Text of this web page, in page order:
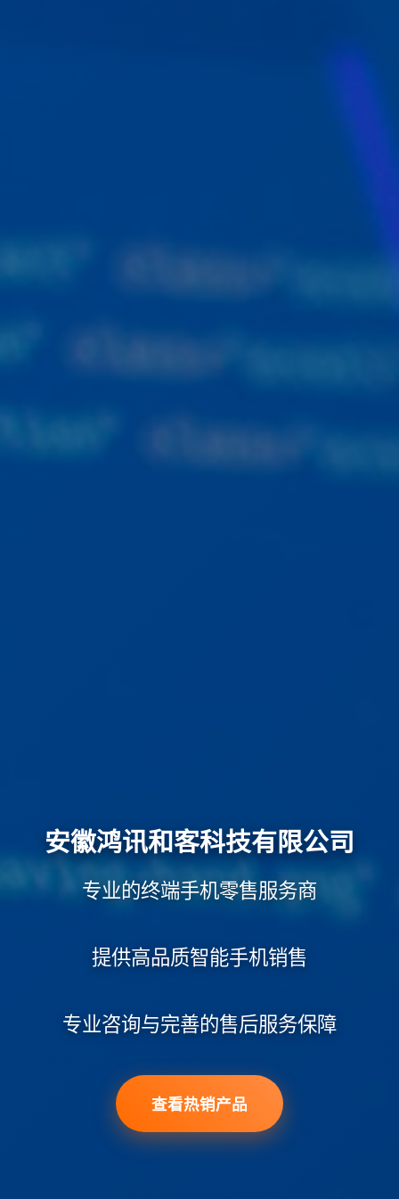
安徽鸿讯和客科技有限公司
专业的终端手机零售服务商
提供高品质智能手机销售
专业咨询与完善的售后服务保障
查看热销产品